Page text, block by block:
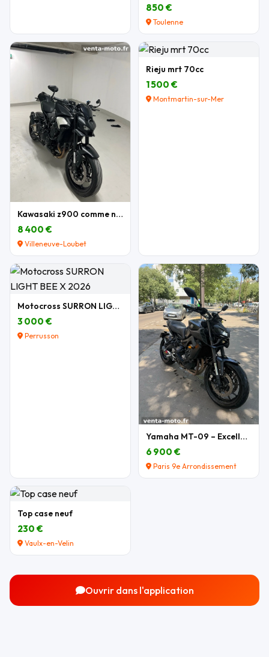
850 €
Toulenne
Kawasaki z900 comme neuve
8 400 €
Villeneuve-Loubet
Rieju mrt 70cc
1 500 €
Montmartin-sur-Mer
Motocross SURRON LIGHT BEE X 2026
3 000 €
Perrusson
Yamaha MT-09 – Excellent état – Nombreux équipemen
6 900 €
Paris 9e Arrondissement
Top case neuf
230 €
Vaulx-en-Velin
Ouvrir dans l'application